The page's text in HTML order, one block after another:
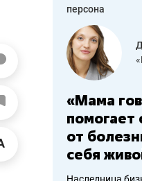
персона
«Мама
помогает
от
себя